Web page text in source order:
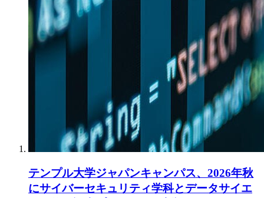
テンプル大学ジャパンキャンパス、2026年秋
にサイバーセキュリティ学科とデータサイエ